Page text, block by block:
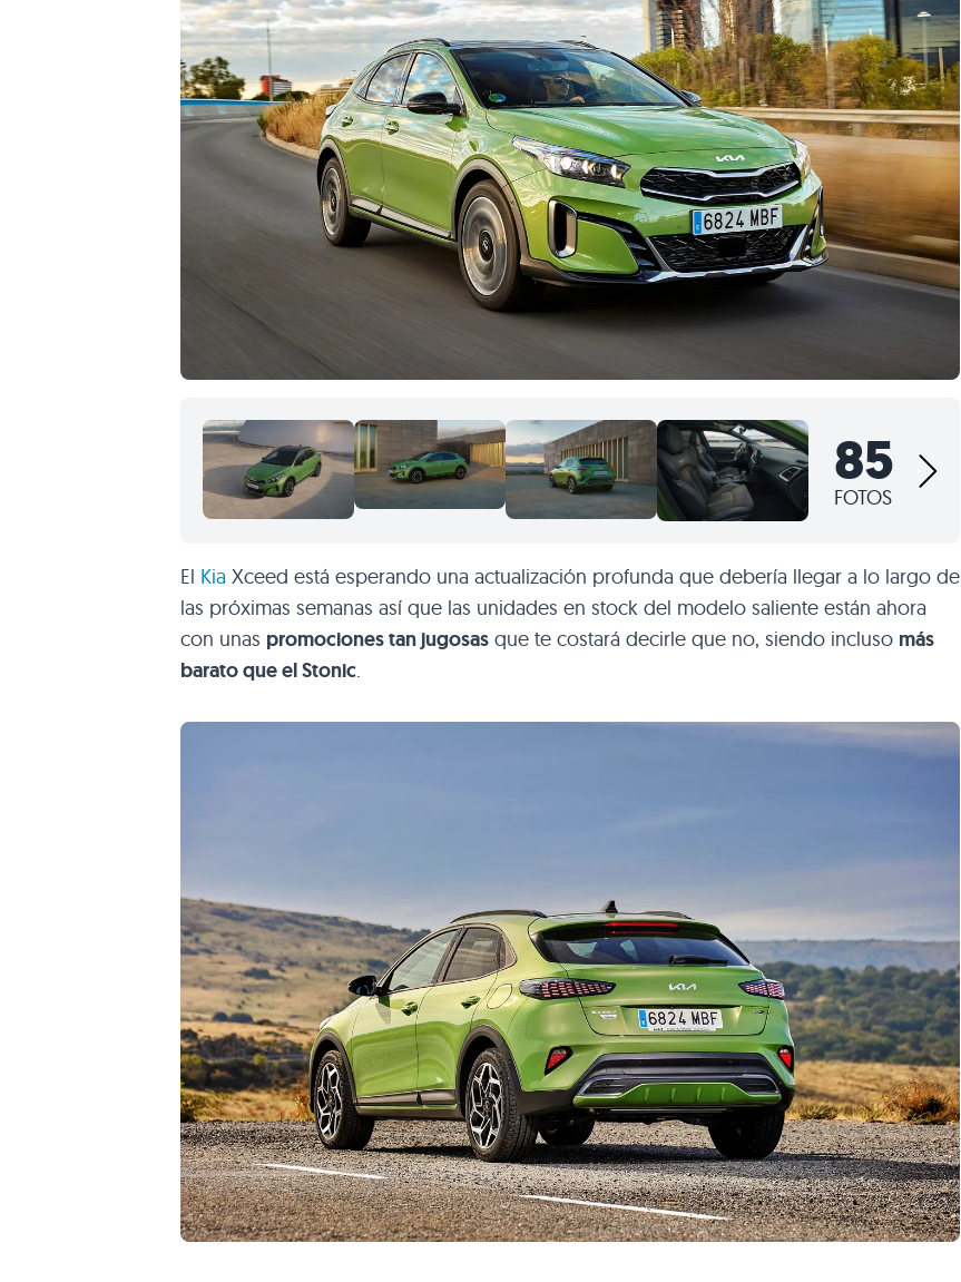
85
FOTOS
El Kia Xceed está esperando una actualización profunda que debería llegar a lo largo de
las próximas semanas así que las unidades en stock del modelo saliente están ahora
con unas promociones tan jugosas que te costará decirle que no, siendo incluso más
barato que el Stonic.